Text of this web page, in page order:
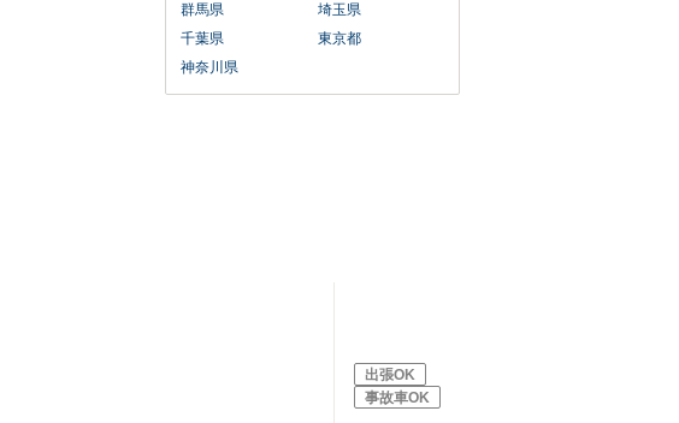
群馬県
埼玉県
千葉県
東京都
神奈川県
出張OK
事故車OK